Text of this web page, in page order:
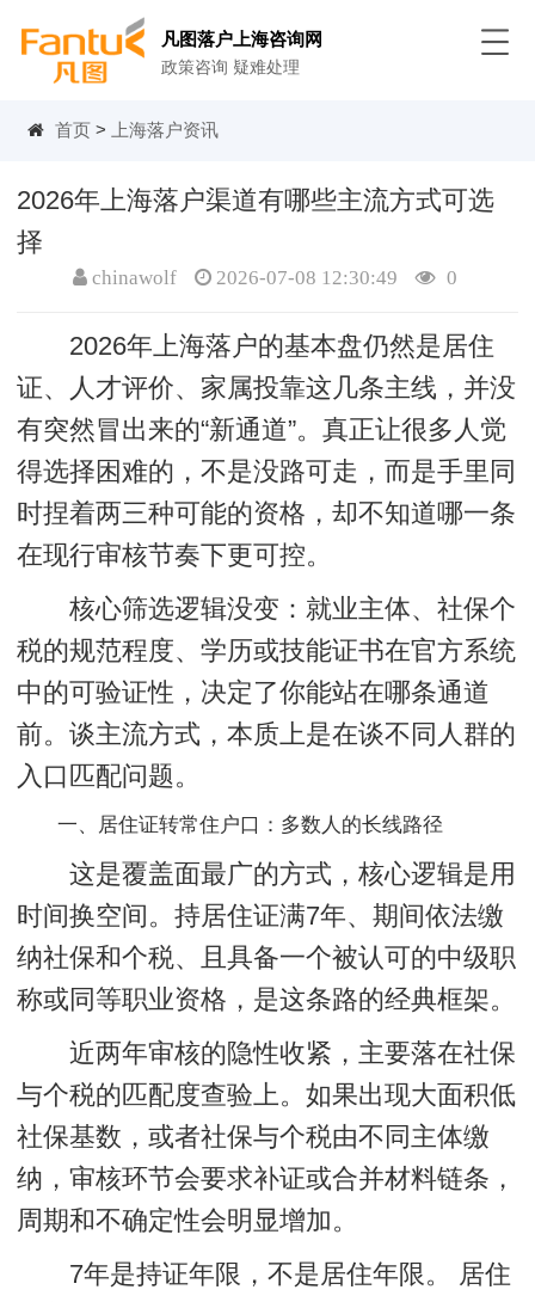
凡图落户上海咨询网
政策咨询 疑难处理
首页 > 上海落户资讯
2026年上海落户渠道有哪些主流方式可选
择
chinawolf 2026-07-08 12:30:49 0
2026年上海落户的基本盘仍然是居住
证、人才评价、家属投靠这几条主线，并没
有突然冒出来的“新通道”。真正让很多人觉
得选择困难的，不是没路可走，而是手里同
时捏着两三种可能的资格，却不知道哪一条
在现行审核节奏下更可控。
核心筛选逻辑没变：就业主体、社保个
税的规范程度、学历或技能证书在官方系统
中的可验证性，决定了你能站在哪条通道
前。谈主流方式，本质上是在谈不同人群的
入口匹配问题。
一、居住证转常住户口：多数人的长线路径
这是覆盖面最广的方式，核心逻辑是用
时间换空间。持居住证满7年、期间依法缴
纳社保和个税、且具备一个被认可的中级职
称或同等职业资格，是这条路的经典框架。
近两年审核的隐性收紧，主要落在社保
与个税的匹配度查验上。如果出现大面积低
社保基数，或者社保与个税由不同主体缴
纳，审核环节会要求补证或合并材料链条，
周期和不确定性会明显增加。
7年是持证年限，不是居住年限。
居住